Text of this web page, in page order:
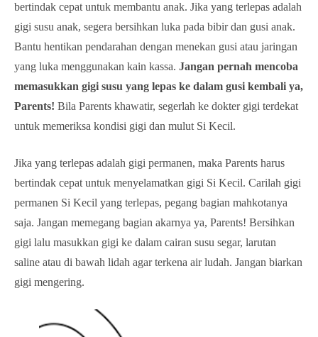
bertindak cepat untuk membantu anak. Jika yang terlepas adalah
gigi susu anak, segera bersihkan luka pada bibir dan gusi anak.
Bantu hentikan pendarahan dengan menekan gusi atau jaringan
yang luka menggunakan kain kassa. Jangan pernah mencoba
memasukkan gigi susu yang lepas ke dalam gusi kembali ya,
Parents! Bila Parents khawatir, segerlah ke dokter gigi terdekat
untuk memeriksa kondisi gigi dan mulut Si Kecil.
Jika yang terlepas adalah gigi permanen, maka Parents harus
bertindak cepat untuk menyelamatkan gigi Si Kecil. Carilah gigi
permanen Si Kecil yang terlepas, pegang bagian mahkotanya
saja. Jangan memegang bagian akarnya ya, Parents! Bersihkan
gigi lalu masukkan gigi ke dalam cairan susu segar, larutan
saline atau di bawah lidah agar terkena air ludah. Jangan biarkan
gigi mengering.